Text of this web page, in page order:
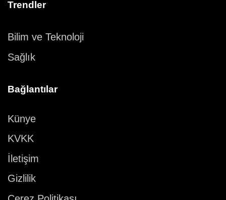
Trendler
Bilim ve Teknoloji
Sağlık
Bağlantılar
Künye
KVKK
İletişim
Gizlilik